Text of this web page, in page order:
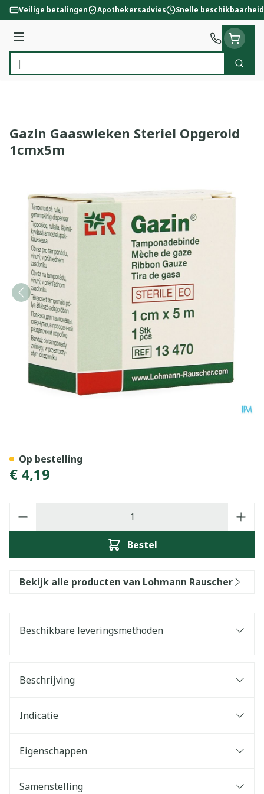
Ga naar de inhoud
Veilige betalingen Apothekersadvies Snelle beschikbaarheid
Menu
Product, merk, categorie...
Zoek
Gazin Gaaswieken Steriel Opgerold
1cmx5m
€ 4,19
Bestel
Op bestelling
Bekijk alle producten van Lohmann Rauscher
Beschikbare leveringsmethoden
Beschrijving
Indicatie
Eigenschappen
Samenstelling